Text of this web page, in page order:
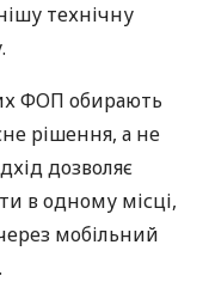
технічну
ФОП обирають
рішення, а не
дозволяє
в одному місці,
мобільний